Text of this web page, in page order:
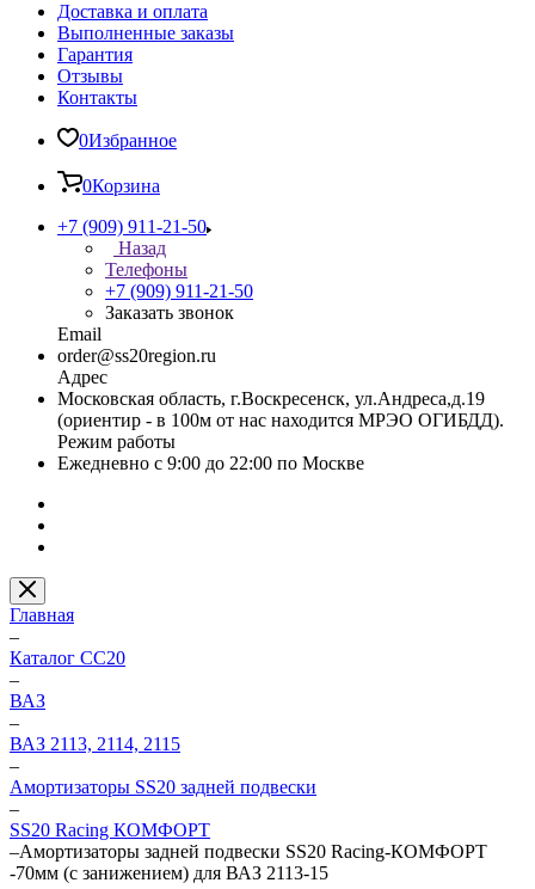
Доставка и оплата
Выполненные заказы
Гарантия
Отзывы
Контакты
0Избранное
0Корзина
+7 (909) 911-21-50
Назад
Телефоны
+7 (909) 911-21-50
Заказать звонок
Email
order@ss20region.ru
Адрес
Московская область, г.Воскресенск, ул.Андреса,д.19
(ориентир - в 100м от нас находится МРЭО ОГИБДД).
Режим работы
Ежедневно с 9:00 до 22:00 по Москве
Главная
–
Каталог CC20
–
ВАЗ
–
ВАЗ 2113, 2114, 2115
–
Амортизаторы SS20 задней подвески
–
SS20 Racing КОМФОРТ
–Амортизаторы задней подвески SS20 Racing-КОМФОРТ
-70мм (с занижением) для ВАЗ 2113-15